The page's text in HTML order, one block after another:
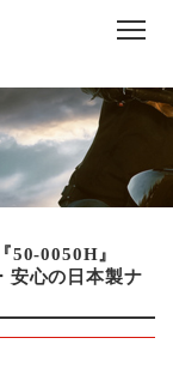
0050H』
安心の日本製ナ